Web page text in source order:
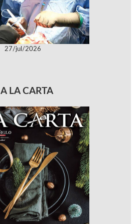
27/jul/2026
A LA CARTA